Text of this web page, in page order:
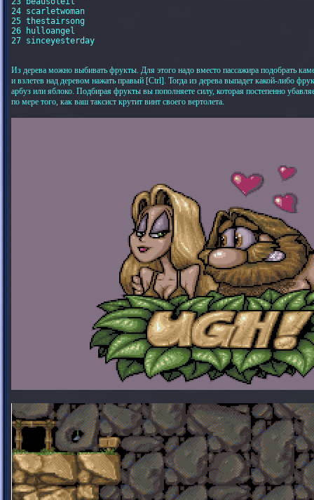
24 scarletwoman
25 thestairsong
26 hulloangel
27 sinceyesterday
Из дерева можно выбивать фрукты. Для этого надо вместо пассажира подобрать
и взлетев над деревом нажать правый [Ctrl]. Тогда из дерева выпадет какой-либо
арбуз или яблоко. Подбирая фрукты вы пополняете силу, которая постепенно
по мере того, как ваш таксист крутит винт своего вертолета.